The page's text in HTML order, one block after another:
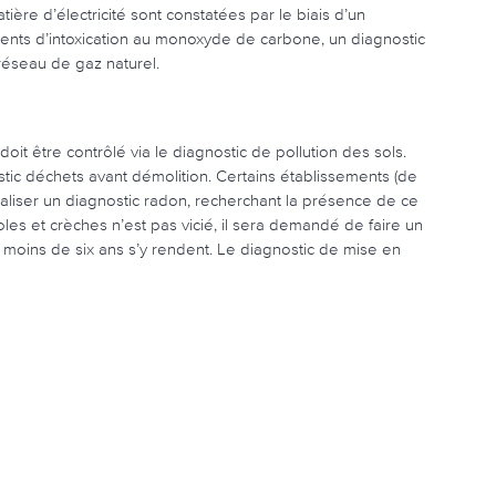
d’électricité sont constatées par le biais d’un
d’intoxication au monoxyde de carbone, un diagnostic
de gaz naturel.
être contrôlé via le diagnostic de pollution des sols.
déchets avant démolition. Certains établissements (de
un diagnostic radon, recherchant la présence de ce
et crèches n’est pas vicié, il sera demandé de faire un
de six ans s’y rendent. Le diagnostic de mise en